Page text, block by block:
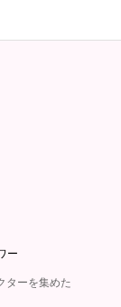
ー
ターを集めた